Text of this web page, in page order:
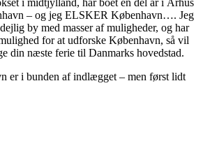
i midtjylland, har boet en del år i Århus
– og jeg ELSKER København…. Jeg
by med masser af muligheder, og har
for at udforske København, så vil
din næste ferie til Danmarks hovedstad.
er i bunden af indlægget – men først lidt